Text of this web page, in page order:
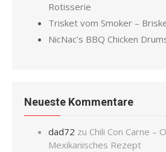
Rotisserie
Trisket vom Smoker –
NicNac’s BBQ Chicken
Neueste Kommentare
dad72 zu Chili Con Carne –
Mexikanisches Rezept